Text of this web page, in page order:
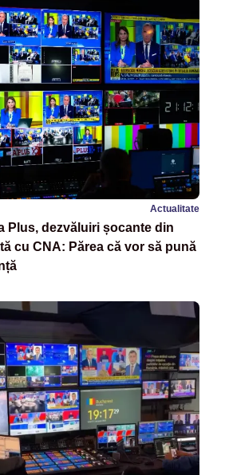
Actualitate
Plus, dezvăluiri șocante din
cu CNA: Părea că vor să pună